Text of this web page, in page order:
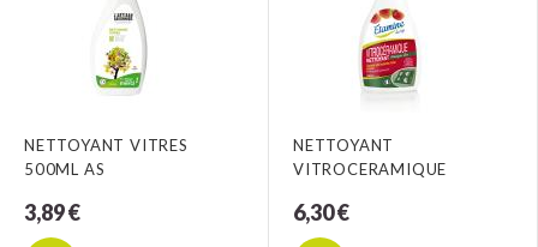
NETTOYANT VITRES
500ML AS
3,89 €
NETTOYANT
VITROCERAMIQUE
6,30 €